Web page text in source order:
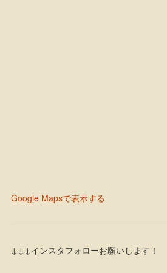
Google Mapsで表示する
↓↓↓インスタフォローお願いします！